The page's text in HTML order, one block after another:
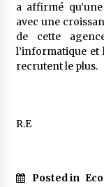
a affirmé
avec une
de cette
l’informatique et
recrutent le plus.
R.E
Posted in